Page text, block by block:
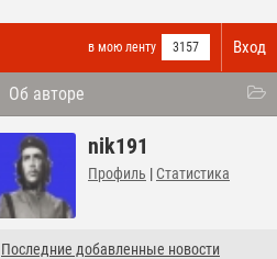
Вход
в мою ленту 3157
Об авторе
nik191
Профиль | Статистика
Последние добавленные новости